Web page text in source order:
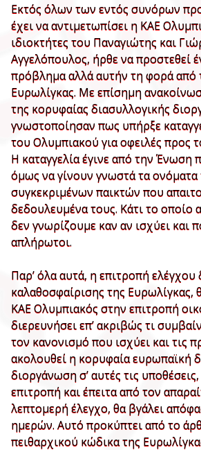
Εκτός όλων των εντός συνόρων
έχει να αντιμετωπίσει η ΚΑΕ
ιδιοκτήτες του Παναγιώτης και
Αγγελόπουλος, ήρθε να προστεθεί
πρόβλημα αλλά αυτήν τη φορά από
Ευρωλίγκας. Με επίσημη
της κορυφαίας διασυλλογικής
γνωστοποίησαν πως υπήρξε
του Ολυμπιακού για οφειλές προς
Η καταγγελία έγινε από την Ένωση
όμως να γίνουν γνωστά τα
συγκεκριμένων παικτών που
δεδουλευμένα τους. Κάτι το οποίο
δεν γνωρίζουμε καν αν ισχύει και
απλήρωτοι.
Παρ’ όλα αυτά, η επιτροπή ελέγχου
καλαθοσφαίρισης της Ευρωλίγκας,
ΚΑΕ Ολυμπιακός στην επιτροπή
διερευνήσει επ’ ακριβώς τι
τον κανονισμό που ισχύει και τις
ακολουθεί η κορυφαία ευρωπαϊκή
διοργάνωση σ’ αυτές τις
επιτροπή και έπειτα από τον
λεπτομερή έλεγχο, θα βγάλει
ημερών. Αυτό προκύπτει από το
πειθαρχικού κώδικα της